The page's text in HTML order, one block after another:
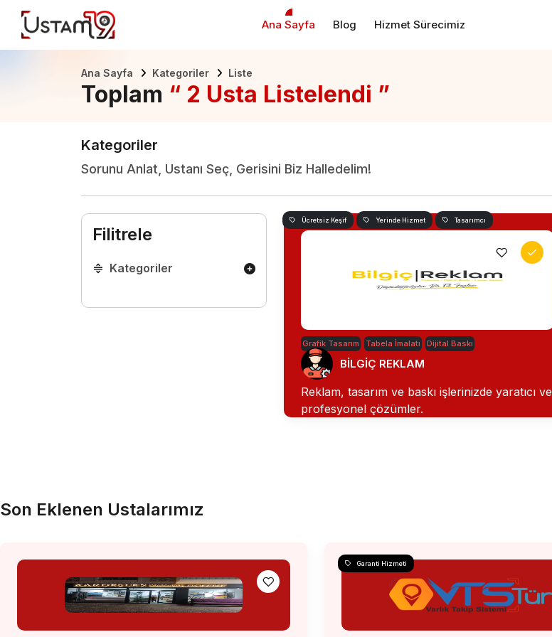
Ana Sayfa Blog Hizmet Sürecimiz
Ana Sayfa Kategoriler Liste
Toplam “ 2 Usta Listelendi ”
Kategoriler
Sorunu Anlat, Ustanı Seç, Gerisini Biz Halledelim!
Filitrele
Kategoriler
Ücretsiz Keşif Yerinde Hizmet Tasarımcı
Grafik Tasarım Tabela İmalatı Dijital Baskı
BİLGİÇ REKLAM
Reklam, tasarım ve baskı işlerinizde yaratıcı ve
profesyonel çözümler.
Son Eklenen Ustalarımız
Garanti Hizmeti